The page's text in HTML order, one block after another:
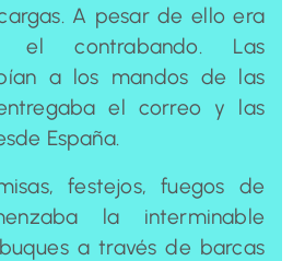
A pesar de ello era
el contrabando. Las
a los mandos de las
el correo y las
España.
festejos, fuegos de
la interminable
a través de barcas